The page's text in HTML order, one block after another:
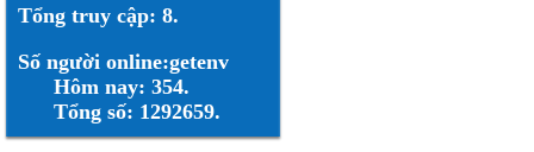
Tổng truy cập: 8.
Số người online:getenv
Hôm nay: 354.
Tổng số: 1292659.